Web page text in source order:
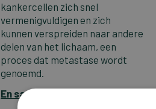
kankercellen zich snel
vermenigvuldigen en zich
kunnen verspreiden naar andere
delen van het lichaam, een
proces dat metastase wordt
genoemd.
En savoir plus